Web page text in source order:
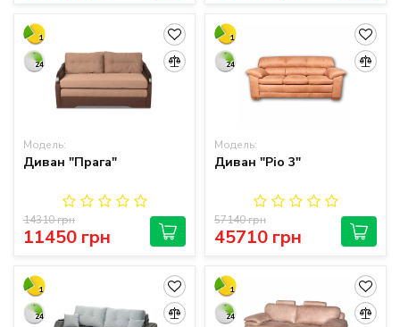
1
24
Модель:
Диван "Прага"
11450 грн
14310 грн
1
24
Модель:
Диван "Ріо 3"
45710 грн
57140 грн
1
24
1
24